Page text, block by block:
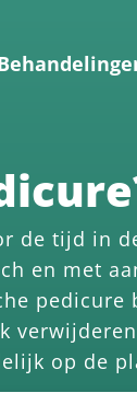
de tijd in
en met
pedicure
op de